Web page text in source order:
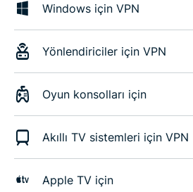
Windows için VPN
Yönlendiriciler için VPN
Oyun konsolları için
Akıllı TV sistemleri için VPN
Apple TV için